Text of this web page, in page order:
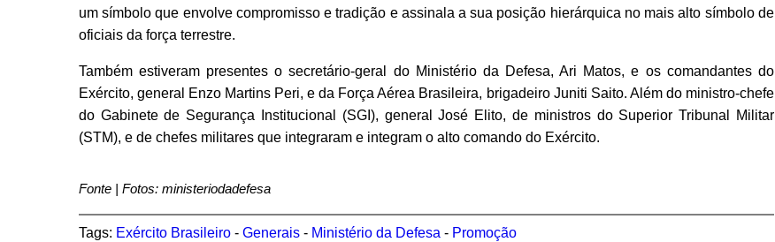
um símbolo que envolve compromisso e tradição e assinala a sua posição hierárquica no mais alto símbolo de
oficiais da força terrestre.
Também estiveram presentes o secretário-geral do Ministério da Defesa, Ari Matos, e os comandantes do
Exército, general Enzo Martins Peri, e da Força Aérea Brasileira, brigadeiro Juniti Saito. Além do ministro-chefe
do Gabinete de Segurança Institucional (SGI), general José Elito, de ministros do Superior Tribunal Militar
(STM), e de chefes militares que integraram e integram o alto comando do Exército.
Fonte | Fotos: ministeriodadefesa
Tags: Exército Brasileiro- Generais- Ministério da Defesa- Promoção